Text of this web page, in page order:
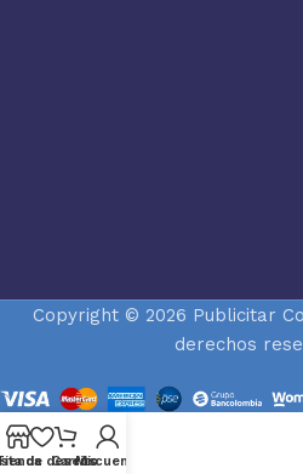
Copyright © 2026 Publicitar
derechos
de deseos
CarritoMi cuenta